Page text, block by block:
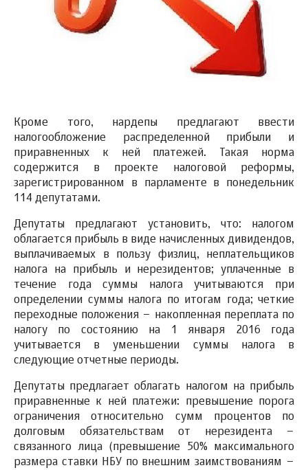
Кроме того, нардепы предлагают ввести
налогообложение распределенной прибыли и
приравненных к ней платежей. Такая норма
содержится в проекте налоговой реформы,
зарегистрированном в парламенте в понедельник
114 депутатами.
Депутаты предлагают установить, что: налогом
облагается прибыль в виде начисленных дивидендов,
выплачиваемых в пользу физлиц, неплательщиков
налога на прибыль и нерезидентов; уплаченные в
течение года суммы налога учитываются при
определении суммы налога по итогам года; четкие
переходные положения – накопленная переплата по
налогу по состоянию на 1 января 2016 года
учитывается в уменьшении суммы налога в
следующие отчетные периоды.
Депутаты предлагает облагать налогом на прибыль
приравненные к ней платежи: превышение порога
ограничения относительно сумм процентов по
долговым обязательствам от нерезидента –
связанного лица (превышение 50% максимального
размера ставки НБУ по внешним заимствованиям –